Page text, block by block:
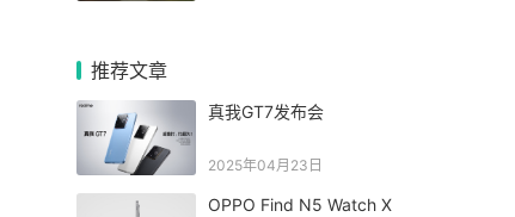
推荐文章
真我GT7发布会
2025年04月23日
OPPO Find N5 Watch X